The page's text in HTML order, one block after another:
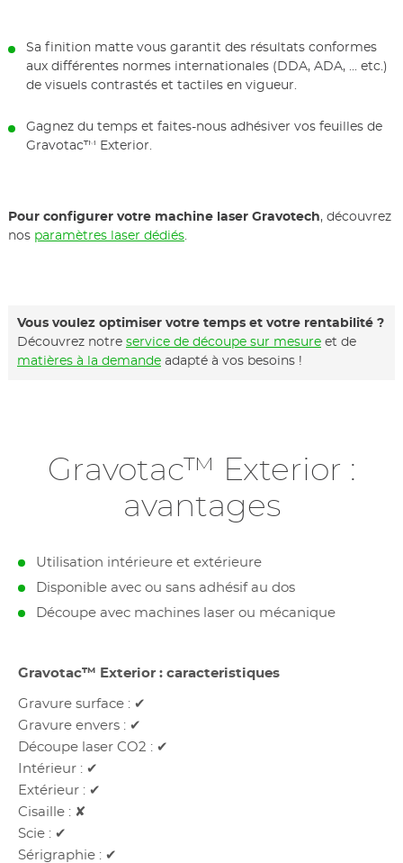
Sa finition matte vous garantit des résultats conformes
aux différentes normes internationales (DDA, ADA, ... etc.)
de visuels contrastés et tactiles en vigueur.
Gagnez du temps et faites-nous adhésiver vos feuilles de
Gravotac™ Exterior.
Pour configurer votre machine laser Gravotech, découvrez
nos paramètres laser dédiés.
Vous voulez optimiser votre temps et votre rentabilité ?
Découvrez notre service de découpe sur mesure et de
matières à la demande adapté à vos besoins !
Gravotac™ Exterior :
avantages
Utilisation intérieure et extérieure
Disponible avec ou sans adhésif au dos
Découpe avec machines laser ou mécanique
Gravotac™ Exterior : caracteristiques
Gravure surface : ✔
Gravure envers : ✔
Découpe laser CO2 : ✔
Intérieur : ✔
Extérieur : ✔
Cisaille : ✘
Scie : ✔
Sérigraphie : ✔